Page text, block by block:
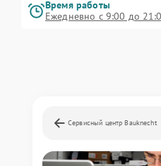
Время работы
Ежедневно с 9:00 до
Сервисный центр Bauknecht